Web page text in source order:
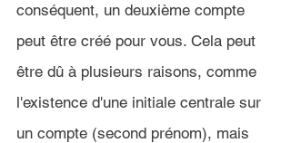
conséquent, un deuxième compte
peut être créé pour vous. Cela peut
être dû à plusieurs raisons, comme
l'existence d'une initiale centrale sur
un compte (second prénom), mais